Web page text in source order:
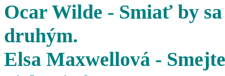
Ocar Wilde - Smiať by
druhým.
Elsa Maxwellová -